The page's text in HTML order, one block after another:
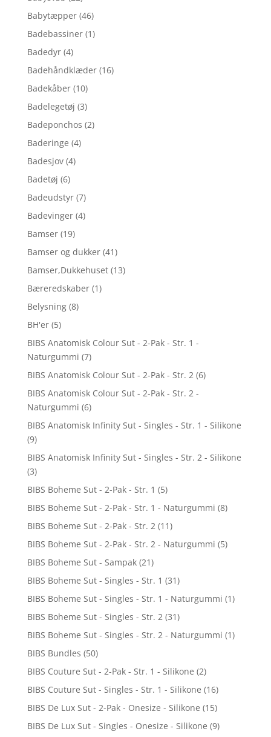
Babytæpper (46)
Badebassiner (1)
Badedyr (4)
Badehåndklæder (16)
Badekåber (10)
Badelegetøj (3)
Badeponchos (2)
Baderinge (4)
Badesjov (4)
Badetøj (6)
Badeudstyr (7)
Badevinger (4)
Bamser (19)
Bamser og dukker (41)
Bamser,Dukkehuset (13)
Bæreredskaber (1)
Belysning (8)
BH'er (5)
BIBS Anatomisk Colour Sut - 2-Pak - Str. 1 -
Naturgummi (7)
BIBS Anatomisk Colour Sut - 2-Pak - Str. 2 (6)
BIBS Anatomisk Colour Sut - 2-Pak - Str. 2 -
Naturgummi (6)
BIBS Anatomisk Infinity Sut - Singles - Str. 1 - Silikone
(9)
BIBS Anatomisk Infinity Sut - Singles - Str. 2 - Silikone
(3)
BIBS Boheme Sut - 2-Pak - Str. 1 (5)
BIBS Boheme Sut - 2-Pak - Str. 1 - Naturgummi (8)
BIBS Boheme Sut - 2-Pak - Str. 2 (11)
BIBS Boheme Sut - 2-Pak - Str. 2 - Naturgummi (5)
BIBS Boheme Sut - Sampak (21)
BIBS Boheme Sut - Singles - Str. 1 (31)
BIBS Boheme Sut - Singles - Str. 1 - Naturgummi (1)
BIBS Boheme Sut - Singles - Str. 2 (31)
BIBS Boheme Sut - Singles - Str. 2 - Naturgummi (1)
BIBS Bundles (50)
BIBS Couture Sut - 2-Pak - Str. 1 - Silikone (2)
BIBS Couture Sut - Singles - Str. 1 - Silikone (16)
BIBS De Lux Sut - 2-Pak - Onesize - Silikone (15)
BIBS De Lux Sut - Singles - Onesize - Silikone (9)